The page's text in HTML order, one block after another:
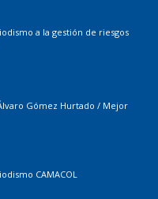
a la gestión de riesgos
Gómez Hurtado / Mejor
CAMACOL